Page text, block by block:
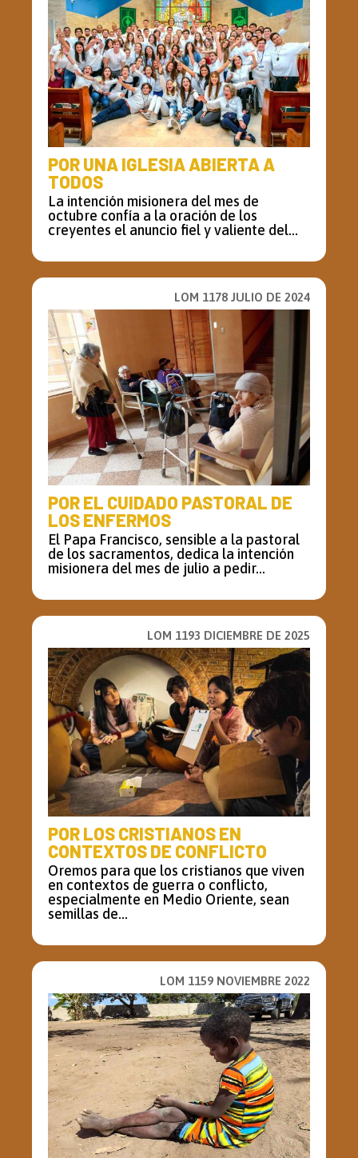
POR UNA IGLESIA ABIERTA A
TODOS
La intención misionera del mes de
octubre confía a la oración de los
creyentes el anuncio fiel y valiente del...
LOM 1178 JULIO DE 2024
POR EL CUIDADO PASTORAL DE
LOS ENFERMOS
El Papa Francisco, sensible a la pastoral
de los sacramentos, dedica la intención
misionera del mes de julio a pedir...
LOM 1193 DICIEMBRE DE 2025
POR LOS CRISTIANOS EN
CONTEXTOS DE CONFLICTO
Oremos para que los cristianos que viven
en contextos de guerra o conflicto,
especialmente en Medio Oriente, sean
semillas de...
LOM 1159 NOVIEMBRE 2022